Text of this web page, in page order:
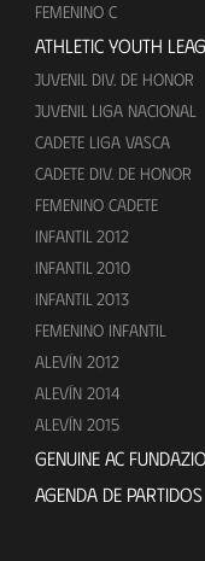
FEMENINO C
ATHLETIC YOUTH
JUVENIL DIV. DE HONOR
JUVENIL LIGA NACIONAL
CADETE LIGA VASCA
CADETE DIV. DE HONOR
FEMENINO CADETE
INFANTIL 2012
INFANTIL 2010
INFANTIL 2013
FEMENINO INFANTIL
ALEVÍN 2012
ALEVÍN 2014
ALEVÍN 2015
GENUINE AC
AGENDA DE PARTIDOS